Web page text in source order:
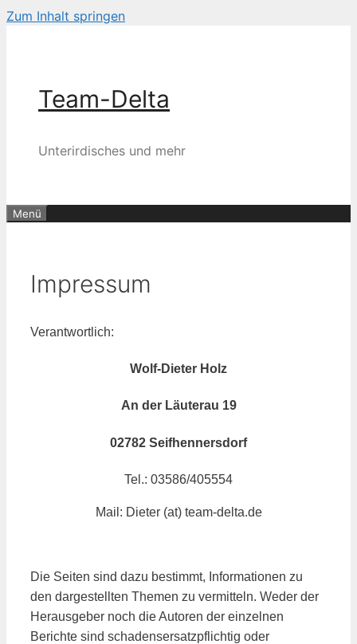
Zum Inhalt springen
Team-Delta
Unterirdisches und mehr
Menü
Impressum
Verantwortlich:
Wolf-Dieter Holz
An der Läuterau 19
02782 Seifhennersdorf
Tel.: 03586/405554
Mail: Dieter (at) team-delta.de
Die Seiten sind dazu bestimmt, Informationen zu
den dargestellten Themen zu vermitteln. Weder der
Herausgeber noch die Autoren der einzelnen
Berichte sind schadensersatzpflichtig oder